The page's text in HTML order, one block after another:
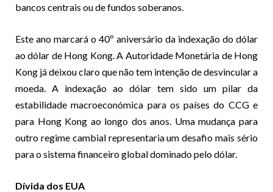
bancos centrais ou de fundos soberanos.
Este ano marcará o 40º aniversário da indexação do dólar
ao dólar de Hong Kong. A Autoridade Monetária de Hong
Kong já deixou claro que não tem intenção de desvincular a
moeda. A indexação ao dólar tem sido um pilar da
estabilidade macroeconómica para os países do CCG e
para Hong Kong ao longo dos anos. Uma mudança para
outro regime cambial representaria um desafio mais sério
para o sistema financeiro global dominado pelo dólar.
Dívida dos EUA